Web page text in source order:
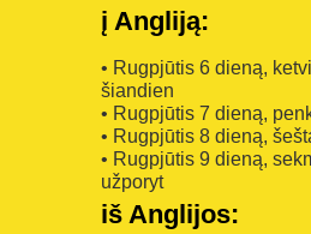
į Angliją:
• Rugpjūtis 6 dieną,
šiandien
• Rugpjūtis 7 dieną,
• Rugpjūtis 8 dieną,
• Rugpjūtis 9 dieną,
užporyt
iš Anglijos: